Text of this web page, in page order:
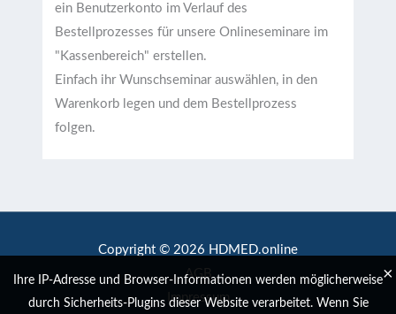
ein Benutzerkonto im Verlauf des
Bestellprozesses für unsere Onlineseminare im
"Kassenbereich" erstellen.
Einfach ihr Wunschseminar auswählen, in den
Warenkorb legen und dem Bestellprozess
folgen.
Copyright © 2026 HDMED.online
AGB
Impressum
Ihre IP-Adresse und Browser-Informationen werden möglicherweise
durch Sicherheits-Plugins dieser Website verarbeitet. Wenn Sie
×